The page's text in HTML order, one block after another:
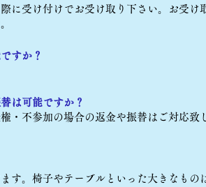
に受け付けでお受け取り下さい。お受け
ですか？
替は可能ですか？
・不参加の場合の返金や振替はご対応致
す。椅子やテーブルといった大きなもの